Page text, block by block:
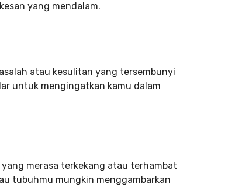
yang mendalam.
atau kesulitan yang tersembunyi
untuk mengingatkan kamu dalam
merasa terkekang atau terhambat
tubuhmu mungkin menggambarkan